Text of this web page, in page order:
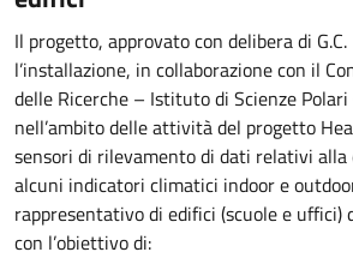
Il progetto, approvato con delibera di
l’installazione, in collaborazione con il
delle Ricerche – Istituto di Scienze Polari
nell’ambito delle attività del progetto
sensori di rilevamento di dati relativi alla
alcuni indicatori climatici indoor e
rappresentativo di edifici (scuole e uffici)
con l’obiettivo di: